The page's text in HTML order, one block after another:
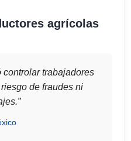
agrícolas
controlar trabajadores
de fraudes ni